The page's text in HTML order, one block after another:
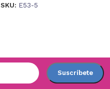
SKU: E53-5